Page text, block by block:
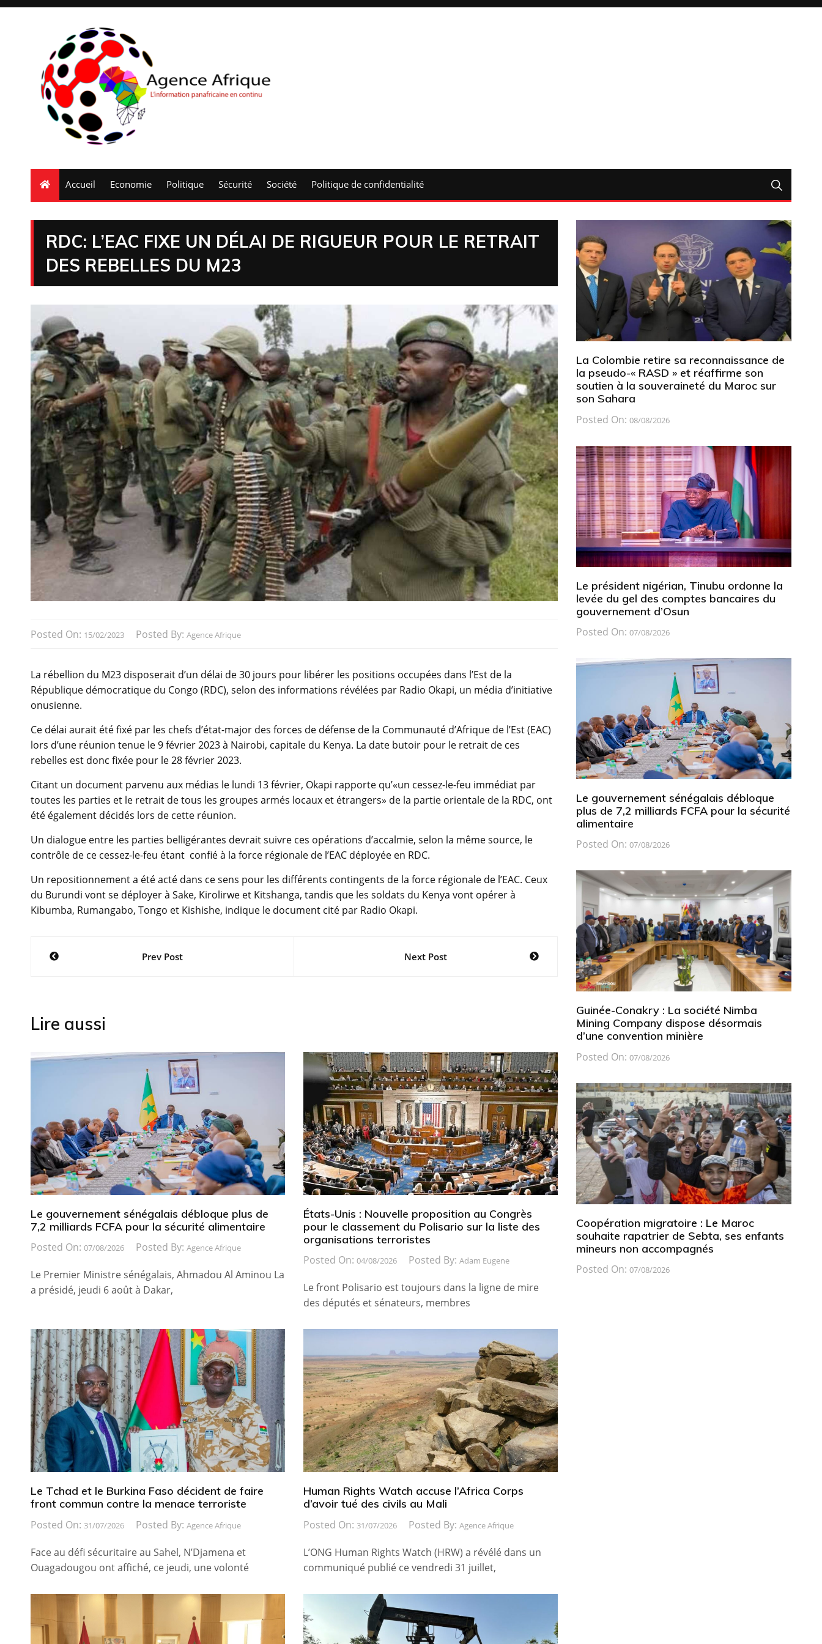
Accueil Economie Politique Sécurité Société Politique de confidentialité
RDC: L’EAC FIXE UN DÉLAI DE RIGUEUR POUR LE RETRAIT
DES REBELLES DU M23
Posted On: 15/02/2023 Posted By: Agence Afrique
La rébellion du M23 disposerait d’un délai de 30 jours pour libérer les positions occupées dans l’Est de la
République démocratique du Congo (RDC), selon des informations révélées par Radio Okapi, un média d’initiative
onusienne.
Ce délai aurait été fixé par les chefs d’état-major des forces de défense de la Communauté d’Afrique de l’Est (EAC)
lors d’une réunion tenue le 9 février 2023 à Nairobi, capitale du Kenya. La date butoir pour le retrait de ces
rebelles est donc fixée pour le 28 février 2023.
Citant un document parvenu aux médias le lundi 13 février, Okapi rapporte qu’«un cessez-le-feu immédiat par
toutes les parties et le retrait de tous les groupes armés locaux et étrangers» de la partie orientale de la RDC, ont
été également décidés lors de cette réunion.
Un dialogue entre les parties belligérantes devrait suivre ces opérations d’accalmie, selon la même source, le
contrôle de ce cessez-le-feu étant confié à la force régionale de l’EAC déployée en RDC.
Un repositionnement a été acté dans ce sens pour les différents contingents de la force régionale de l’EAC. Ceux
du Burundi vont se déployer à Sake, Kirolirwe et Kitshanga, tandis que les soldats du Kenya vont opérer à
Kibumba, Rumangabo, Tongo et Kishishe, indique le document cité par Radio Okapi.
NavigationPrev Post Next Post
Lire aussi
Le gouvernement sénégalais débloque plus de
7,2 milliards FCFA pour la sécurité alimentaire
Posted On: 07/08/2026 Posted By: Agence Afrique
Le Premier Ministre sénégalais, Ahmadou Al Aminou La
a présidé, jeudi 6 août à Dakar,
États-Unis : Nouvelle proposition au Congrès
pour le classement du Polisario sur la liste des
organisations terroristes
Posted On: 04/08/2026 Posted By: Adam Eugene
Le front Polisario est toujours dans la ligne de mire
des députés et sénateurs, membres
Le Tchad et le Burkina Faso décident de faire
front commun contre la menace terroriste
Posted On: 31/07/2026 Posted By: Agence Afrique
Face au défi sécuritaire au Sahel, N’Djamena et
Ouagadougou ont affiché, ce jeudi, une volonté
Human Rights Watch accuse l’Africa Corps
d’avoir tué des civils au Mali
Posted On: 31/07/2026 Posted By: Agence Afrique
L’ONG Human Rights Watch (HRW) a révélé dans un
communiqué publié ce vendredi 31 juillet,
La Colombie retire sa reconnaissance de
la pseudo-« RASD » et réaffirme son
soutien à la souveraineté du Maroc sur
son Sahara
Posted On: 08/08/2026
Le président nigérian, Tinubu ordonne la
levée du gel des comptes bancaires du
gouvernement d’Osun
Posted On: 07/08/2026
Le gouvernement sénégalais débloque
plus de 7,2 milliards FCFA pour la sécurité
alimentaire
Posted On: 07/08/2026
Guinée-Conakry : La société Nimba
Mining Company dispose désormais
d’une convention minière
Posted On: 07/08/2026
Coopération migratoire : Le Maroc
souhaite rapatrier de Sebta, ses enfants
mineurs non accompagnés
Posted On: 07/08/2026